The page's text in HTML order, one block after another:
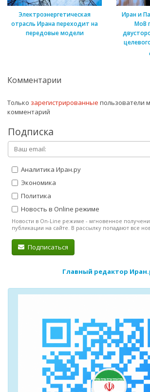
Электроэнергетическая
отрасль Ирана переходит на
передовые модели
Иран и
МоВ
Комментарии
Только зарегистрированные пользователи
комментарий
Подписка
Аналитика Иран.ру
Экономика
Политика
Новость в Online режиме
Новости в On-Line режиме - мгновенное
публикации на сайте. В рассылку попадают все
Подписаться
Главный редактор